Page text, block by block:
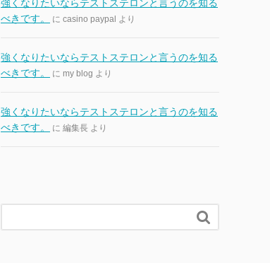
強くなりたいならテストステロンと言うのを知る
べきです。
に casino paypal より
強くなりたいならテストステロンと言うのを知る
べきです。
に my blog より
強くなりたいならテストステロンと言うのを知る
べきです。
に 編集長 より
